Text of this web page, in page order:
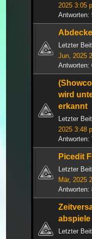
2025 3:05
Antworten:
Letzter
Jun, 2025
Antworten:
wird
erkannt
Letzter
2025 3:48
Antworten:
Picedit
Letzter
Mär, 2025
Antworten:
abspiele
Letzter